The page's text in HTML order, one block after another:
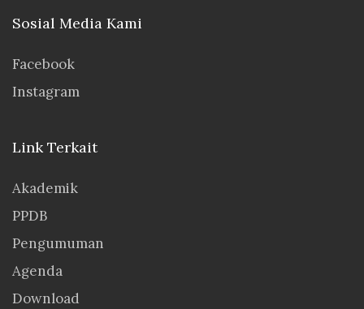
Sosial Media Kami
Facebook
Instagram
Link Terkait
Akademik
PPDB
Pengumuman
Agenda
Download